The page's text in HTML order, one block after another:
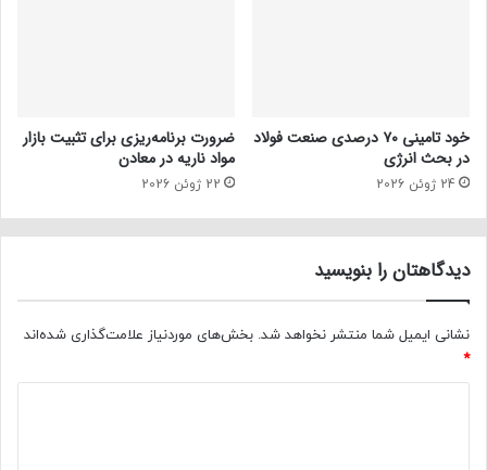
خود تامینی ۷۰ درصدی صنعت فولاد
در بحث انرژی
24 ژوئن 2026
ضرورت برنامه‌ریزی برای تثبیت بازار
مواد ناریه در معادن
22 ژوئن 2026
دیدگاهتان را بنویسید
نشانی ایمیل شما منتشر نخواهد شد. بخش‌های موردنیاز علامت‌گذاری شده‌اند
*